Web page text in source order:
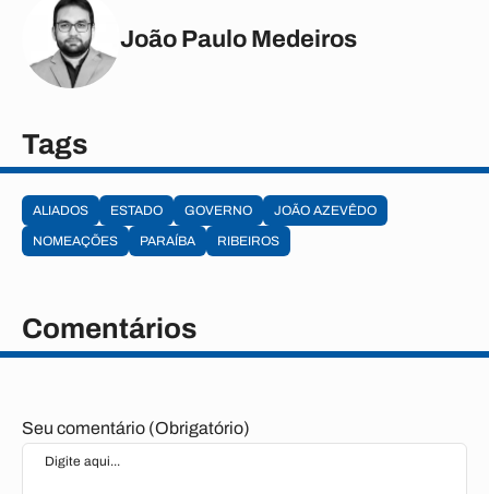
João Paulo Medeiros
Tags
ALIADOS ESTADO GOVERNO
JOÃO AZEVÊDO
NOMEAÇÕES
PARAÍBA RIBEIROS
Comentários
Seu comentário (Obrigatório)